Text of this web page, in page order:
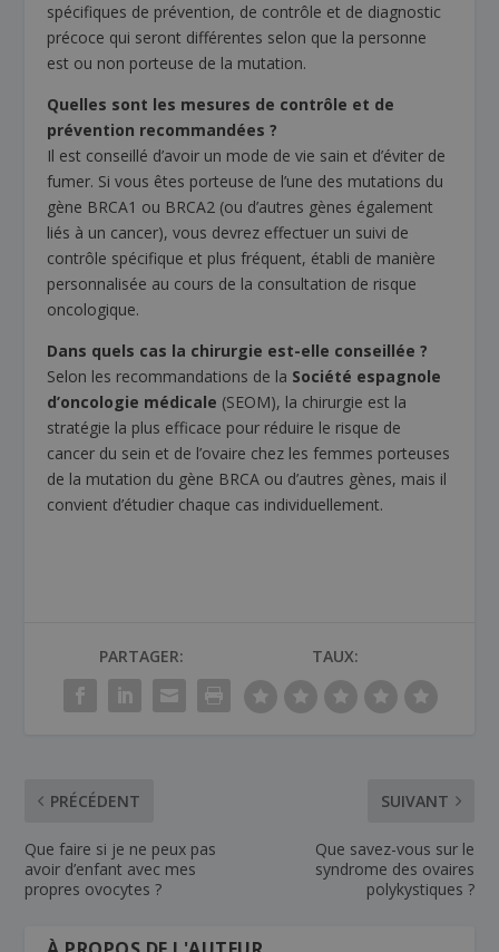
spécifiques de prévention, de contrôle et de diagnostic
précoce qui seront différentes selon que la personne
est ou non porteuse de la mutation.
Quelles sont les mesures de contrôle et de
prévention recommandées ?
Il est conseillé d’avoir un mode de vie sain et d’éviter de
fumer. Si vous êtes porteuse de l’une des mutations du
gène BRCA1 ou BRCA2 (ou d’autres gènes également
liés à un cancer), vous devrez effectuer un suivi de
contrôle spécifique et plus fréquent, établi de manière
personnalisée au cours de la consultation de risque
oncologique.
Dans quels cas la chirurgie est-elle conseillée ?
Selon les recommandations de la Société espagnole
d’oncologie médicale (SEOM), la chirurgie est la
stratégie la plus efficace pour réduire le risque de
cancer du sein et de l’ovaire chez les femmes porteuses
de la mutation du gène BRCA ou d’autres gènes, mais il
convient d’étudier chaque cas individuellement.
PARTAGER: TAUX:
PRÉCÉDENT
Que faire si je ne peux pas
avoir d’enfant avec mes
propres ovocytes ?
SUIVANT
Que savez-vous sur le
syndrome des ovaires
polykystiques ?